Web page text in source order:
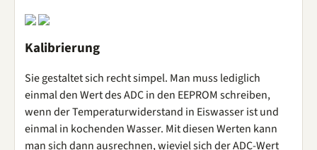
Kalibrierung
Sie gestaltet sich recht simpel. Man muss lediglich
einmal den Wert des ADC in den EEPROM schreiben,
wenn der Temperaturwiderstand in Eiswasser ist und
einmal in kochenden Wasser. Mit diesen Werten kann
man sich dann ausrechnen, wieviel sich der ADC-Wert